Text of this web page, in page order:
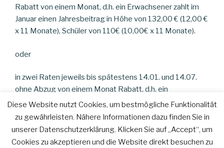
Rabatt von einem Monat, d.h. ein Erwachsener zahlt im
Januar einen Jahresbeitrag in Höhe von 132,00 € (12,00 €
x 11 Monate), Schüler von 110€ (10,00€ x 11 Monate).
oder
in zwei Raten jeweils bis spätestens 14.01. und 14.07.
ohne Abzug von einem Monat Rabatt, d.h. ein
Erwachsener zahlt im Januar einen Halbjahresbeitrag in
Höhe von 72,00 € und im Juli noch einmal 72,00 €.
Diese Website nutzt Cookies, um bestmögliche Funktionalität
zu gewährleisten. Nähere Informationen dazu finden Sie in
unserer Datenschutzerklärung. Klicken Sie auf „Accept“, um
Cookies zu akzeptieren und die Website direkt besuchen zu